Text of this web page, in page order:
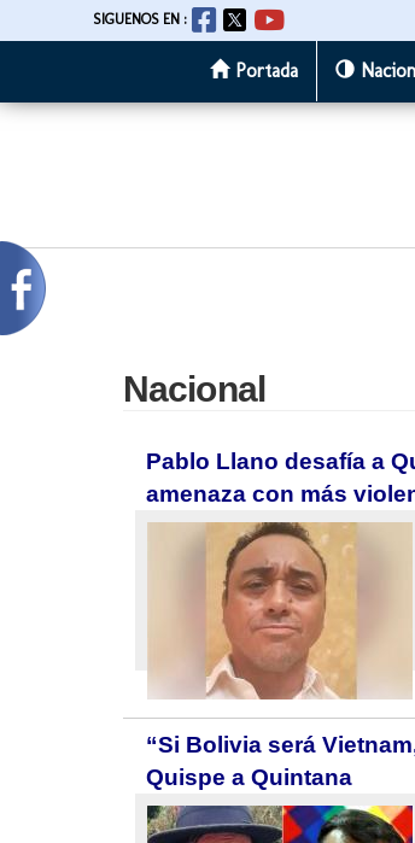
al
SIGUENOS EN :
Portada
Nacional
Pablo Llano desafía a
amenaza con más
“Si Bolivia será
Quispe a Quintana